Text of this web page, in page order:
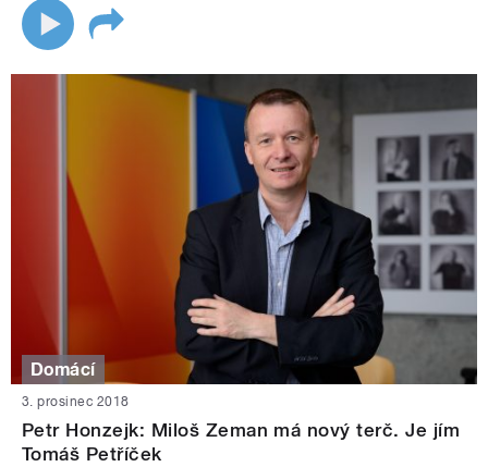
Domácí
3. prosinec 2018
Petr Honzejk: Miloš Zeman má nový terč. Je jím
Tomáš Petříček